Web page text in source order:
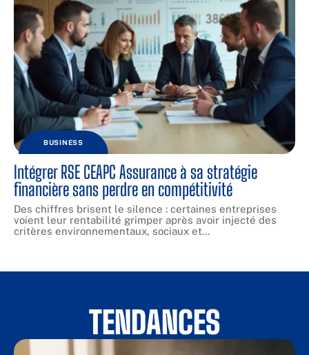
BUSINESS
Intégrer RSE CEAPC Assurance à sa stratégie
financière sans perdre en compétitivité
Des chiffres brisent le silence : certaines entreprises
voient leur rentabilité grimper après avoir injecté des
critères environnementaux, sociaux et…
TENDANCES